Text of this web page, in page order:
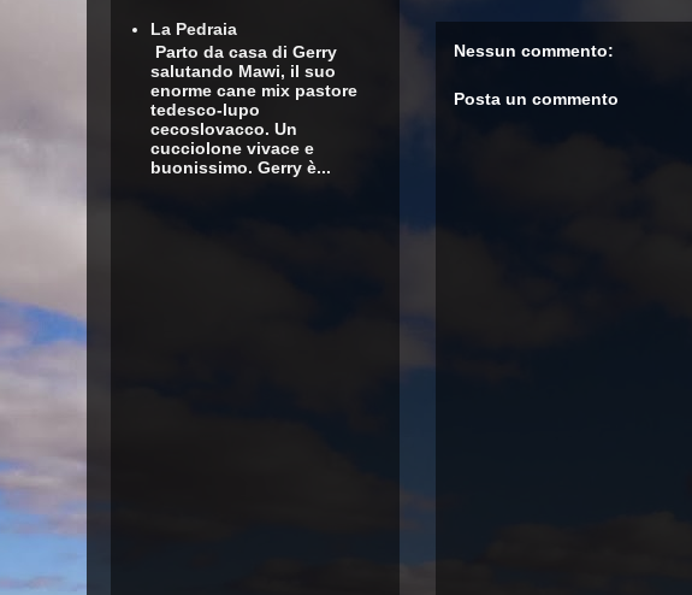
Nessun commento:
Posta un commento
La Pedraia
Parto da casa di Gerry
salutando Mawi, il suo
enorme cane mix pastore
tedesco-lupo
cecoslovacco. Un
cucciolone vivace e
buonissimo. Gerry è...